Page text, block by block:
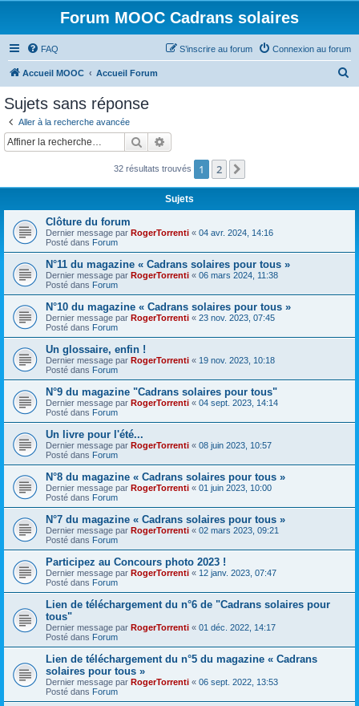
Forum MOOC Cadrans solaires
FAQ Connexion au forum
S’inscrire au forum
Accueil MOOC Accueil Forum
c
Sujets sans réponse
Aller à la recherche avancée
Rechercher
32 résultats trouvés 1 2
Sujets
Clôture du forum
Dernier message par RogerTorrenti « 04 avr. 2024, 14:16
Posté dans Forum
N°11 du magazine « Cadrans solaires pour tous »
Dernier message par RogerTorrenti « 06 mars 2024, 11:38
Posté dans Forum
N°10 du magazine « Cadrans solaires pour tous »
Dernier message par RogerTorrenti « 23 nov. 2023, 07:45
Posté dans Forum
Un glossaire, enfin !
Dernier message par RogerTorrenti « 19 nov. 2023, 10:18
Posté dans Forum
N°9 du magazine "Cadrans solaires pour tous"
Dernier message par RogerTorrenti « 04 sept. 2023, 14:14
Posté dans Forum
Un livre pour l'été...
Dernier message par RogerTorrenti « 08 juin 2023, 10:57
Posté dans Forum
N°8 du magazine « Cadrans solaires pour tous »
Dernier message par RogerTorrenti « 01 juin 2023, 10:00
Posté dans Forum
N°7 du magazine « Cadrans solaires pour tous »
Dernier message par RogerTorrenti « 02 mars 2023, 09:21
Posté dans Forum
Participez au Concours photo 2023 !
Dernier message par RogerTorrenti « 12 janv. 2023, 07:47
Posté dans Forum
Lien de téléchargement du n°6 de "Cadrans solaires pour
tous"
Dernier message par RogerTorrenti « 01 déc. 2022, 14:17
Posté dans Forum
Lien de téléchargement du n°5 du magazine « Cadrans
solaires pour tous »
Dernier message par RogerTorrenti « 06 sept. 2022, 13:53
Posté dans Forum